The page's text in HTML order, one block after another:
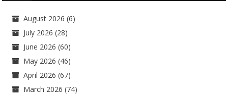
August 2026 (6)
July 2026 (28)
June 2026 (60)
May 2026 (46)
April 2026 (67)
March 2026 (74)